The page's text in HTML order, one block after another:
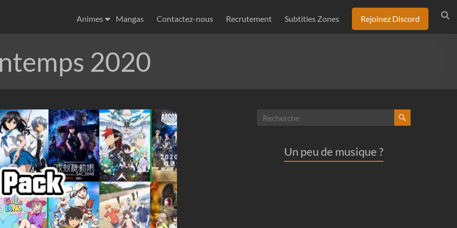
Animes Mangas Contactez-nous Recrutement Subtitles Zones Rejoinez Discord
2020
Un peu de musique ?